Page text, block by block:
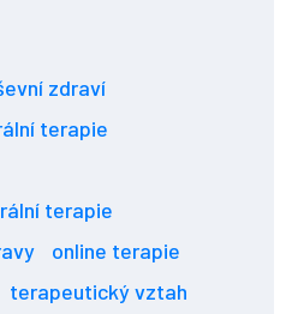
zdraví
terapie
terapie
online terapie
terapeutický vztah